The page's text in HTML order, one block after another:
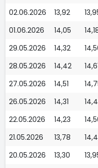
02.06.2026
13,92
01.06.2026
14,05
29.05.2026
14,32
28.05.2026
14,42
27.05.2026
14,51
26.05.2026
14,31
22.05.2026
14,23
21.05.2026
13,78
20.05.2026
13,30